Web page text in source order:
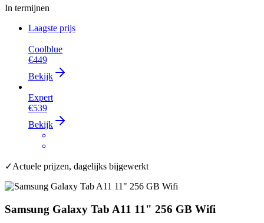
In termijnen
Laagste prijs
Coolblue
€449
Bekijk
Expert
€539
Bekijk
✓Actuele prijzen, dagelijks bijgewerkt
Samsung Galaxy Tab A11 11" 256 GB Wifi